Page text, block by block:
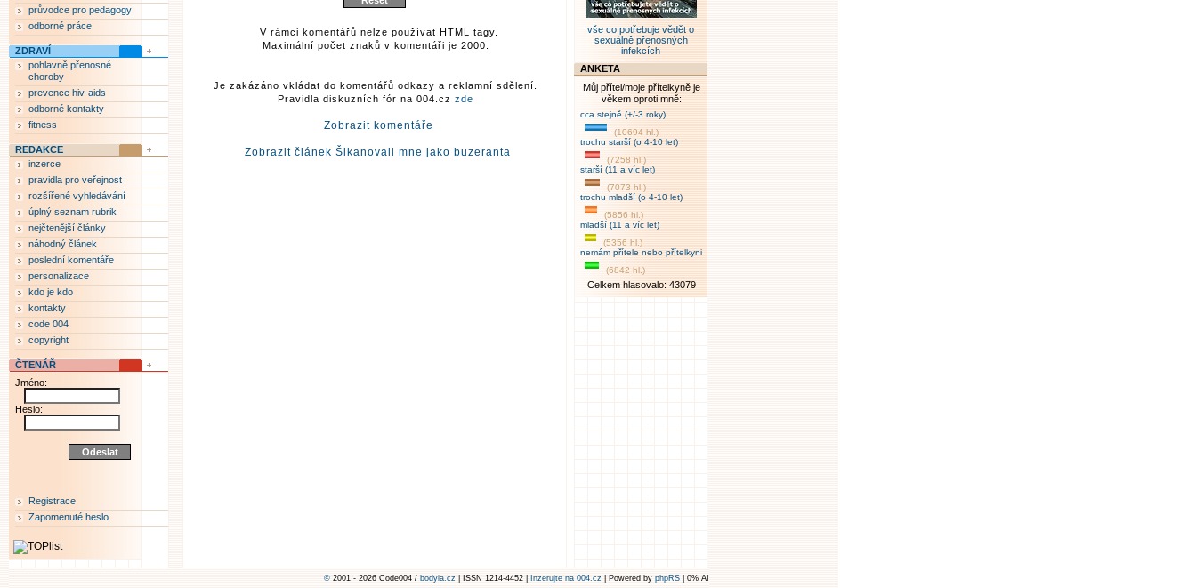
V rámci komentářů nelze používat HTML tagy.
Maximální počet znaků v komentáři je 2000.
Je zakázáno vkládat do komentářů odkazy a reklamní sdělení.
Pravidla diskuzních fór na 004.cz zde
Zobrazit komentáře
Zobrazit článek Šikanovali mne jako buzeranta
průvodce pro pedagogy
odborné práce
ZDRAVÍ
pohlavně přenosné
choroby
prevence hiv-aids
odborné kontakty
fitness
REDAKCE
inzerce
pravidla pro veřejnost
rozšířené vyhledávání
úplný seznam rubrik
nejčtenější články
náhodný článek
poslední komentáře
personalizace
kdo je kdo
kontakty
code 004
copyright
ČTENÁŘ
Jméno:
Heslo:
Registrace
Zapomenuté heslo
vše co potřebuje vědět o
sexuálně přenosných
infekcích
ANKETA
Můj přítel/moje přítelkyně je
věkem oproti mně:
cca stejně (+/-3 roky)
(10694 hl.)
trochu starší (o 4-10 let)
(7258 hl.)
starší (11 a víc let)
(7073 hl.)
trochu mladší (o 4-10 let)
(5856 hl.)
mladší (11 a víc let)
(5356 hl.)
nemám přítele nebo přítelkyni
(6842 hl.)
Celkem hlasovalo: 43079
© 2001 - 2026 Code004 / bodyia.cz | ISSN 1214-4452 | Inzerujte na 004.cz | Powered by phpRS | 0% AI